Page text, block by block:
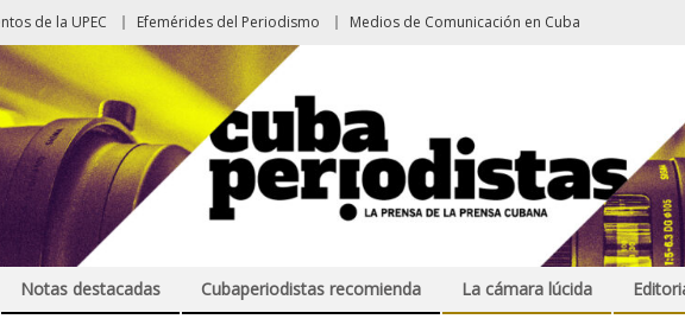
de la UPEC Efemérides del Periodismo Medios de Comunicación en Cuba
Notas destacadas Cubaperiodistas recomienda La cámara lúcida